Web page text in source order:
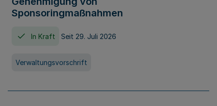
Sponsoringmaßnahmen
In Kraft Seit 29. Juli 2026
Verwaltungsvorschrift